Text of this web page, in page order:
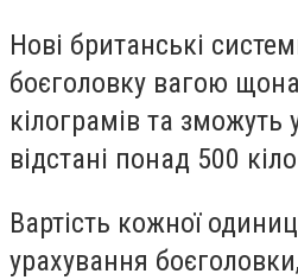
Нові британські
боєголовку вагою
кілограмів та зможуть
відстані понад 500
Вартість кожної
урахування